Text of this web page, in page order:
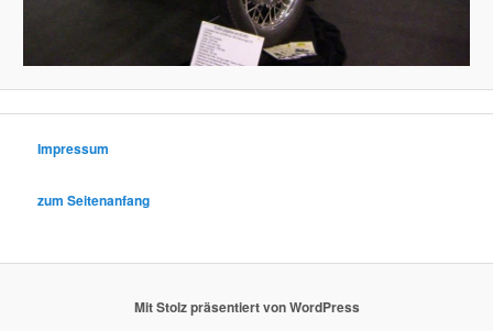
Impressum
zum Seitenanfang
Mit Stolz präsentiert von WordPress